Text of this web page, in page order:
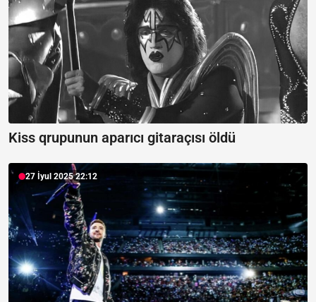
Kiss qrupunun aparıcı gitaraçısı öldü
27 İyul 2025 22:12